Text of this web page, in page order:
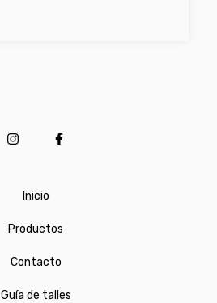
Inicio
Productos
Contacto
Guía de talles